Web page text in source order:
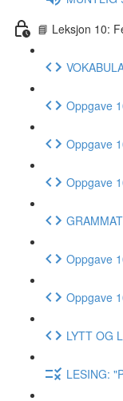
📘 Leksjon 10:
Oppgave
Oppgave
Oppgave
Oppgave
Oppgave
LYTT OG
LESING: